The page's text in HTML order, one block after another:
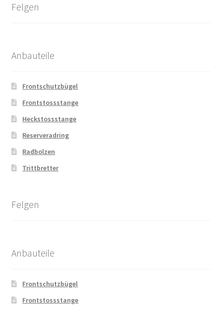
Felgen
Anbauteile
Frontschutzbügel
Frontstossstange
Heckstossstange
Reserveradring
Radbolzen
Trittbretter
Felgen
Anbauteile
Frontschutzbügel
Frontstossstange